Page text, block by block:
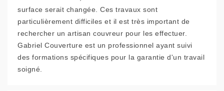
surface serait changée. Ces travaux sont
particulièrement difficiles et il est très important de
rechercher un artisan couvreur pour les effectuer.
Gabriel Couverture est un professionnel ayant suivi
des formations spécifiques pour la garantie d'un travail
soigné.